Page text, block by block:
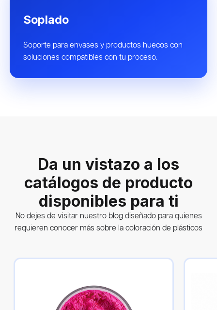
Soplado
Soporte para envases y productos huecos con
soluciones compatibles con tu proceso.
Da un vistazo a los
catálogos de producto
disponibles para ti
No dejes de visitar nuestro blog diseñado para quienes
requieren conocer más sobre la coloración de plásticos